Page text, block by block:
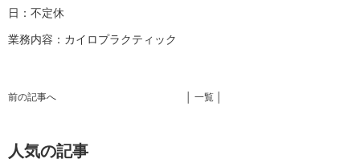
日：不定休
業務内容：カイロプラクティック
前の記事へ │ 一覧 │
人気の記事